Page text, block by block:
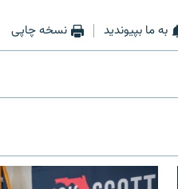
به ما بپیوندید نسخه چاپی